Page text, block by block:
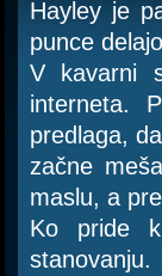
Hayley je
punce
V kavarni
interneta.
predlaga,
začne
maslu, a
Ko pride
stanovanju.